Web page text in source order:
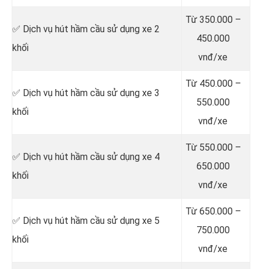
✅ Dịch vụ hút hầm cầu sử dụng xe 2
khối
Từ 350.000 –
450.000
vnđ/xe
✅ Dịch vụ hút hầm cầu sử dụng xe 3
khối
Từ 450.000 –
550.000
vnđ/xe
✅ Dịch vụ hút hầm cầu sử dụng xe 4
khối
Từ 550.000 –
650.000
vnđ/xe
✅ Dịch vụ hút hầm cầu sử dụng xe 5
khối
Từ 650.000 –
750.000
vnđ/xe